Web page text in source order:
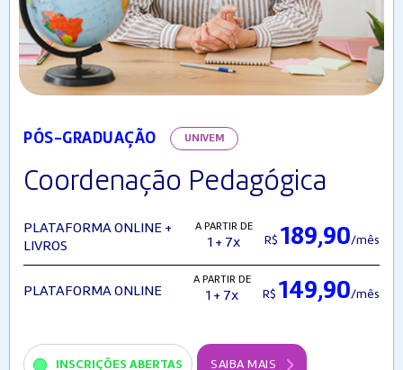
PÓS-GRADUAÇÃO UNIVEM
Coordenação Pedagógica
PLATAFORMA ONLINE +
LIVROS
A PARTIR DE
1 + 7x R$ 189,90/mês
PLATAFORMA ONLINE
A PARTIR DE
1 + 7x R$ 149,90/mês
INSCRIÇÕES ABERTAS SAIBA MAIS